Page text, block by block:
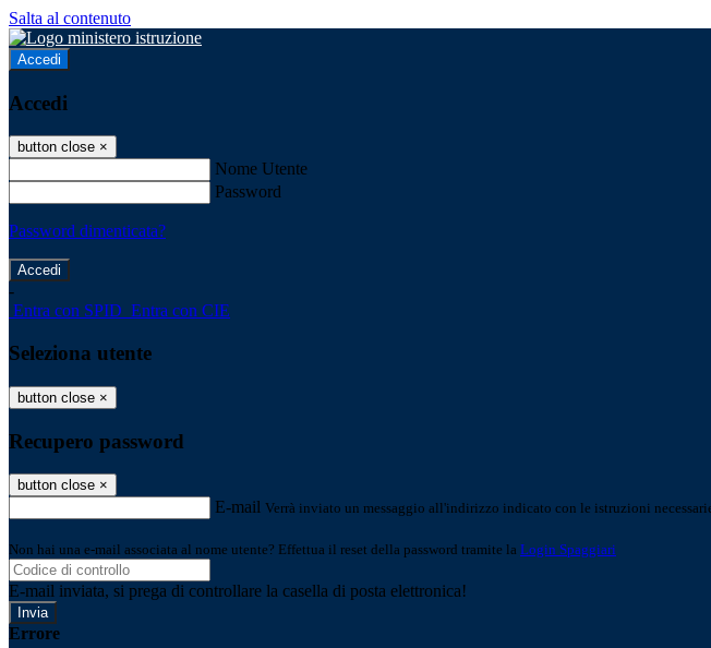
Salta al contenuto
Accedi
Accedi
button close ×
Nome Utente
Password
Password dimenticata?
-
Entra con SPID Entra con CIE
Seleziona utente
button close ×
Recupero password
button close ×
E-mail Verrà inviato un messaggio all'indirizzo indicato con le istruzioni
Non hai una e-mail associata al nome utente? Effettua il reset della password tramite la Login Spaggiari
E-mail inviata, si prega di controllare la casella di posta elettronica!
Errore